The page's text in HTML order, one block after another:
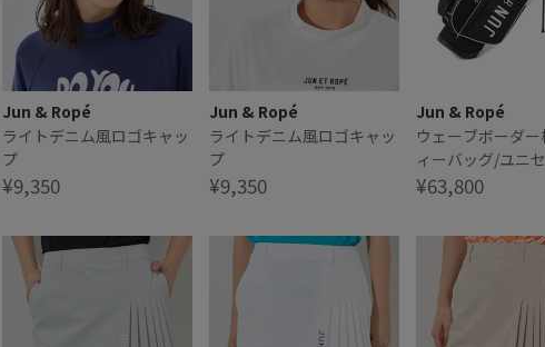
Jun & Ropé
ライトデニム風ロゴキャッ
プ
¥9,350
Jun & Ropé
ライトデニム風ロゴキャッ
プ
¥9,350
Jun & Ropé
ウェーブボーダ
ィーバッグ/ユニ
ス・軽量
¥63,800